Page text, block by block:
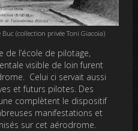
(collection privée Toni Giacoia)
de l’école de pilotage,
visible de loin furent
Celui ci servait aussi
et futurs pilotes. Des
complètent le dispositif
manifestations et
sur cet aérodrome.